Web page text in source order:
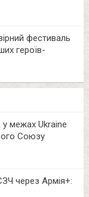
фестиваль
героїв-
межах Ukraine
Союзу
через Армія+: